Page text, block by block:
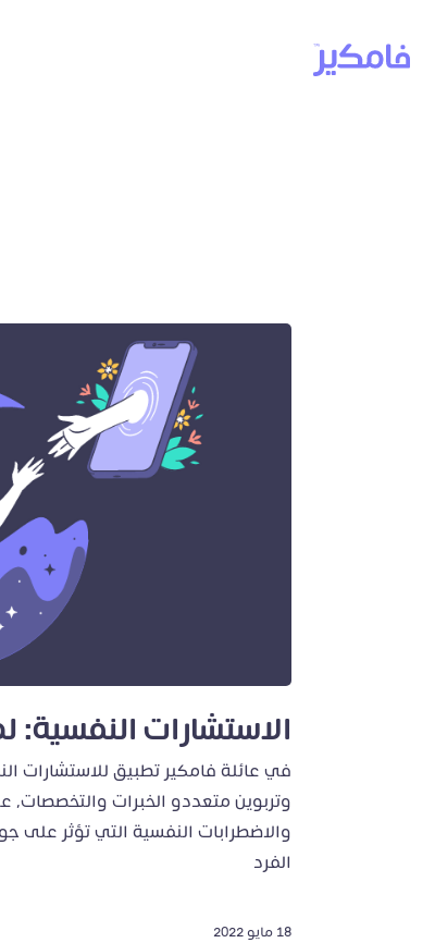
الاستشارات النفسية:
في عائلة فامكير تطبيق للاستشارات
وتربوين متعددو الخبرات
والاضطرابات النفسية التي تؤثر على
الفرد
18 مايو 2022